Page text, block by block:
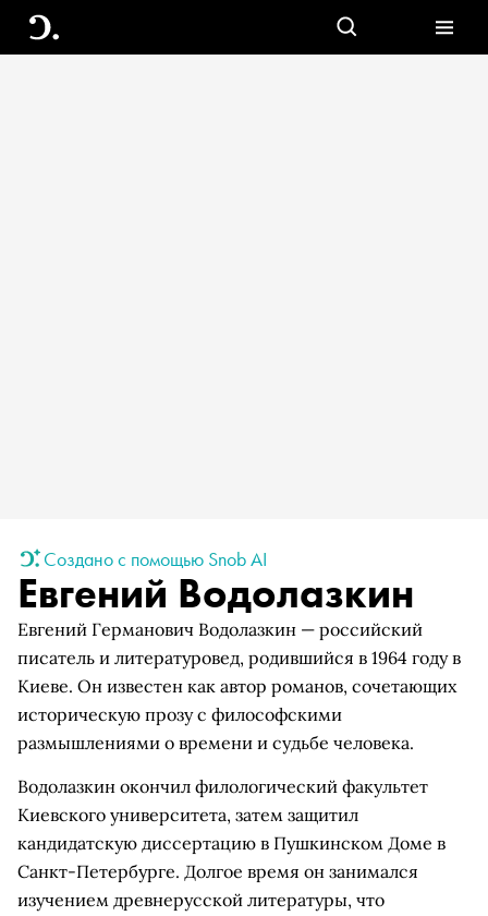
Создано с помощью Snob AI
Евгений Водолазкин
Евгений Германович Водолазкин — российский
писатель и литературовед, родившийся в 1964 году в
Киеве. Он известен как автор романов, сочетающих
историческую прозу с философскими
размышлениями о времени и судьбе человека.
Водолазкин окончил филологический факультет
Киевского университета, затем защитил
кандидатскую диссертацию в Пушкинском Доме в
Санкт-Петербурге. Долгое время он занимался
изучением древнерусской литературы, что